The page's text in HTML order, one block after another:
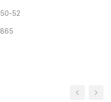
50-52
865